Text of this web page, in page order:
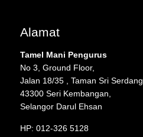
Alamat
Tamel Mani Pengurus
No 3, Ground Floor,
Jalan 18/35 , Taman Sri Serdang,
43300 Seri Kembangan,
Selangor Darul Ehsan
HP: 012-326 5128